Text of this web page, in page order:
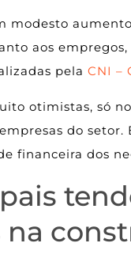
modesto
aos
pela CNI –
otimistas, só
do
financeira dos